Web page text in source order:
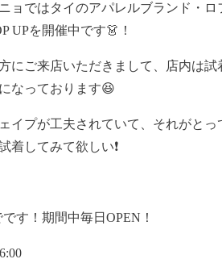
ョではタイのアパレルブランド・ロ
UPを開催中です👗！
にご来店いただきまして、店内は試
なっております😆
イプが工夫されていて、それがとっ
着してみて欲しい❗️
す！期間中毎日OPEN！